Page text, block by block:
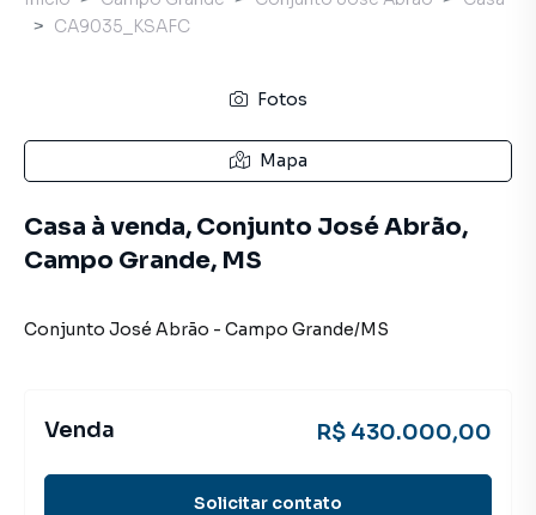
CA9035_KSAFC
Fotos
Mapa
Casa à venda, Conjunto José Abrão,
Campo Grande, MS
Conjunto José Abrão - Campo Grande/MS
Venda R$ 430.000,00
Solicitar contato